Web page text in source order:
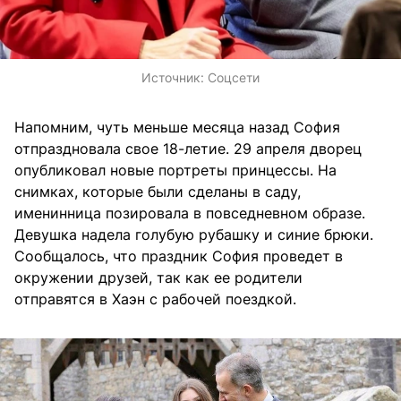
Источник: Соцсети
Напомним, чуть меньше месяца назад София
отпраздновала свое 18-летие. 29 апреля дворец
опубликовал новые портреты принцессы. На
снимках, которые были сделаны в саду,
именинница позировала в повседневном образе.
Девушка надела голубую рубашку и синие брюки.
Сообщалось, что праздник София проведет в
окружении друзей, так как ее родители
отправятся в Хаэн с рабочей поездкой.